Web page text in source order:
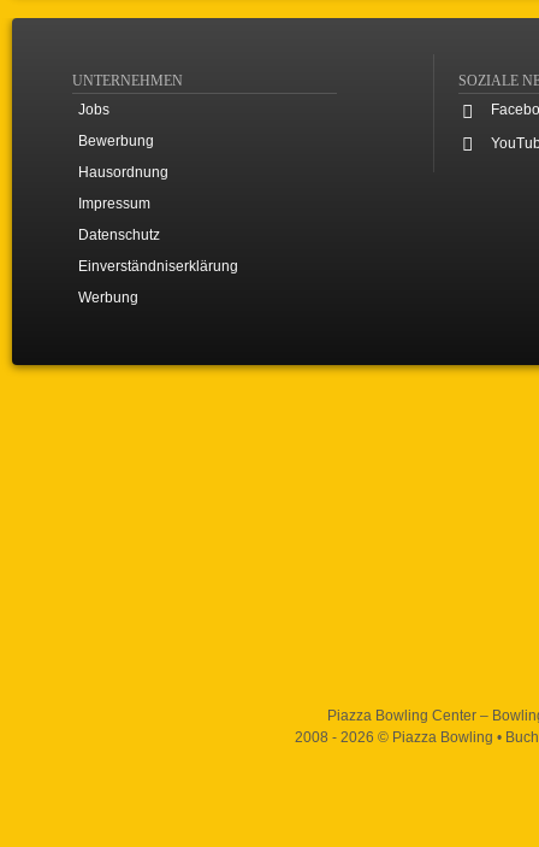
UNTERNEHMEN
Jobs
Bewerbung
Hausordnung
Impressum
Datenschutz
Einverständniserklärung
Werbung
SOZIALE
Piazza Bowling Center –
2008 - 2026 © Piazza Bowling •